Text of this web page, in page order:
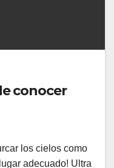
conocer
los cielos como
adecuado! Ultra